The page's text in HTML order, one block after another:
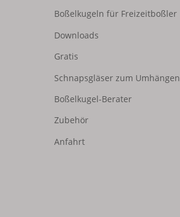
Boßelkugeln für Freizeitboßler
Downloads
Gratis
Schnapsgläser zum Umhängen
Boßelkugel-Berater
Zubehör
Anfahrt